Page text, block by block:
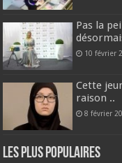
Pas la
10 février
Cette
raison ..
8 février
Les plus populaires